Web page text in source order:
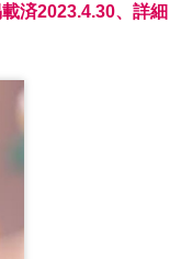
済2023.4.30、詳細